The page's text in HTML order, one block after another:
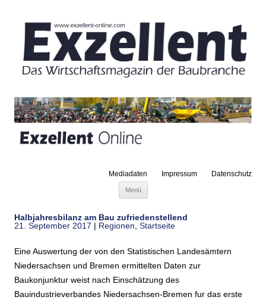
Mediadaten Impressum Datenschutz
Menü
Halbjahresbilanz am Bau zufriedenstellend
21. September 2017 | Regionen Startseite
Eine Auswertung der von den Statistischen Landesämtern
Niedersachsen und Bremen ermittelten Daten zur
Baukonjunktur weist nach Einschätzung des
Bauindustrieverbandes Niedersachsen-Bremen fur das erste